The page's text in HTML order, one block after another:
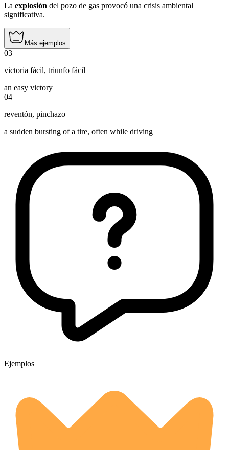
La explosión del pozo de gas provocó una crisis ambiental
significativa.
Más ejemplos
03
victoria fácil, triunfo fácil
an easy victory
04
reventón, pinchazo
a sudden bursting of a tire, often while driving
Ejemplos